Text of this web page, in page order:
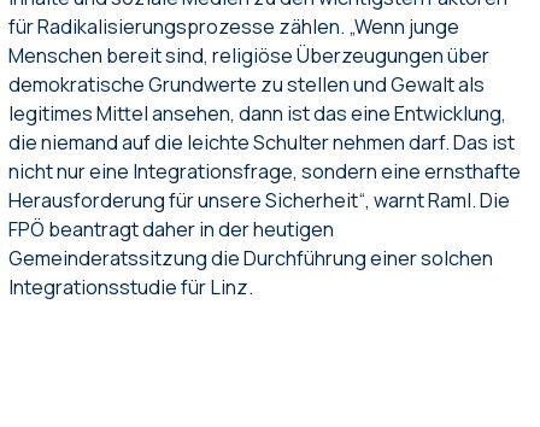
für Radikalisierungsprozesse zählen. „Wenn junge
Menschen bereit sind, religiöse Überzeugungen über
demokratische Grundwerte zu stellen und Gewalt als
legitimes Mittel ansehen, dann ist das eine Entwicklung,
die niemand auf die leichte Schulter nehmen darf. Das ist
nicht nur eine Integrationsfrage, sondern eine ernsthafte
Herausforderung für unsere Sicherheit“, warnt Raml. Die
FPÖ beantragt daher in der heutigen
Gemeinderatssitzung die Durchführung einer solchen
Integrationsstudie für Linz.